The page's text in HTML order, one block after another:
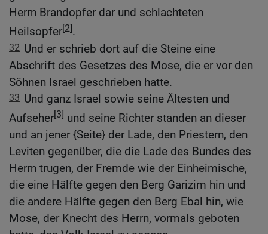
Herrn Brandopfer dar und schlachteten
Heilsopfer[2].
32 Und er schrieb dort auf die Steine eine
Abschrift des Gesetzes des Mose, die er vor den
Söhnen Israel geschrieben hatte.
33 Und ganz Israel sowie seine Ältesten und
Aufseher[3] und seine Richter standen an dieser
und an jener {Seite} der Lade, den Priestern, den
Leviten gegenüber, die die Lade des Bundes des
Herrn trugen, der Fremde wie der Einheimische,
die eine Hälfte gegen den Berg Garizim hin und
die andere Hälfte gegen den Berg Ebal hin, wie
Mose, der Knecht des Herrn, vormals geboten